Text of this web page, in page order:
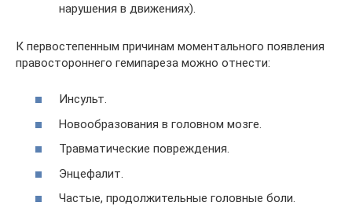
нарушения в движениях).
К первостепенным причинам моментального появления
правостороннего гемипареза можно отнести:
Инсульт.
Новообразования в головном мозге.
Травматические повреждения.
Энцефалит.
Частые, продолжительные головные боли.